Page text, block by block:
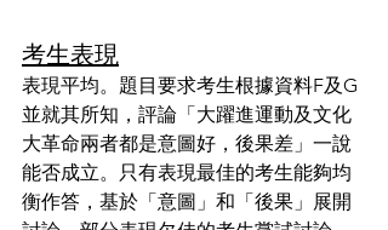
考生表現
表現平均。題目要求考生根據資料F及G
並就其所知，評論「大躍進運動及文化
大革命兩者都是意圖好，後果差」一說
能否成立。只有表現最佳的考生能夠均
衡作答，基於「意圖」和「後果」展開